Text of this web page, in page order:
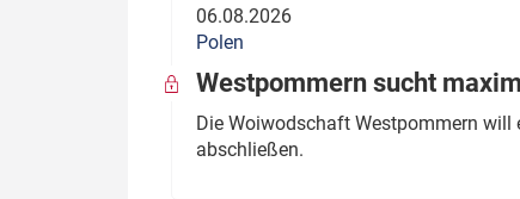
06.08.2026
Polen
Westpommern sucht
Die Woiwodschaft Westpommern
abschließen.